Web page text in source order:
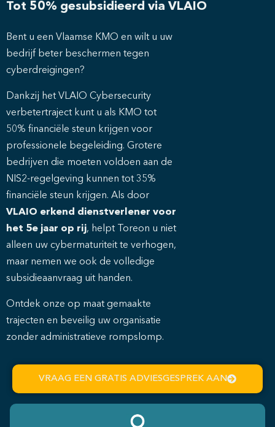
Tot 50% gesubsidieerd via VLAIO
Bent u een Vlaamse KMO en wilt u uw
bedrijf beter beschermen tegen
cyberdreigingen?
Dankzij het VLAIO Cybersecurity
verbetertraject kunt u als KMO tot
50% financiële steun krijgen voor
professionele begeleiding. Grotere
bedrijven die moeten voldoen aan de
NIS2-regelgeving kunnen tot 35%
financiële steun krijgen. Als door
VLAIO erkend dienstverlener voor
het 5e jaar op rij, helpt Toreon u niet
alleen uw cybermaturiteit te verhogen,
maar nemen we ook de volledige
subsidieaanvraag uit handen.
Ontdek onze op maat gemaakte
trajecten en beveilig uw organisatie
zonder administratieve rompslomp.
VRAAG EEN GRATIS ADVIESGESPREK AAN